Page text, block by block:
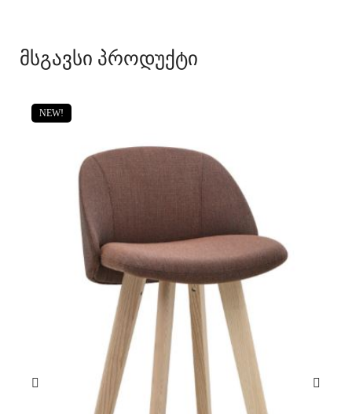
მსგავსი პროდუქტი
NEW!